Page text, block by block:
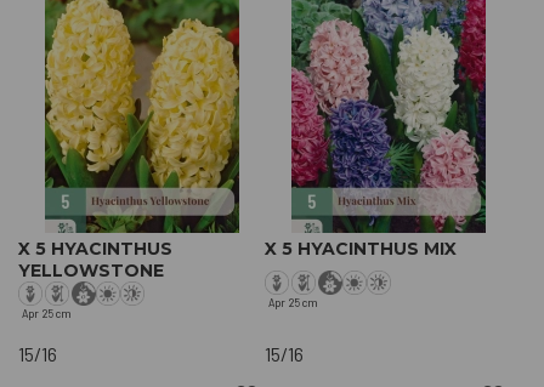
X 5 HYACINTHUS
YELLOWSTONE
Apr 25 cm
15/16
X 5 HYACINTHUS MIX
Apr 25 cm
15/16